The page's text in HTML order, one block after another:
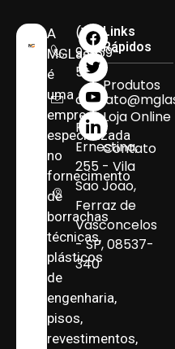
A
MGLasto
é
uma
empresa
especializada
no
fornecimento
de
borrachas
técnicas,
plásticos
de
engenharia,
pisos,
revestimentos,
(11)
93959-
5090
Rua
Ernestina,
255 - Vila
Sao Joao,
Ferraz de
Vasconcelos
- SP, 08537-
340
Links
Rápidos
Produtos
Loja Online
Contato